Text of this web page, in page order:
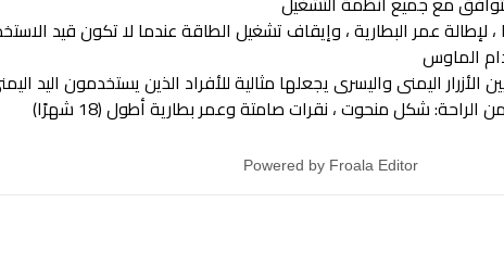
الطاقة: يعمل هذا الماوس لمدة 12 شهرًا ، لإطالة عمر البطارية ، وإيقاف تشغيل الطاقة عندما لا
الماوس
اليمنى واليسرى يجعلها مثالية للأفراد الذين يستخدمون اليد
Powered by Froala Editor